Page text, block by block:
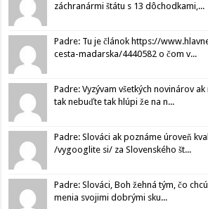
záchranármi štátu s 13 dôchodkami,...
Padre: Tu je článok https://
cesta-madarska/4440582 o čom v...
Padre: Vyzývam všetkých novinárov
tak nebuďte tak hlúpi že na n...
Padre: Slováci ak poznáme úroveň
/vygooglite si/ za Slovenského št...
Padre: Slováci, Boh žehná tým, čo
menia svojimi dobrými sku...